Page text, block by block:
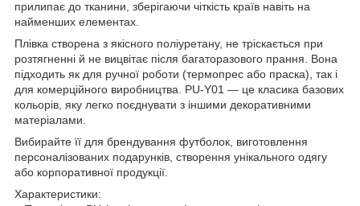
прилипає до тканини, зберігаючи чіткість країв навіть на
найменших елементах.
Плівка створена з якісного поліуретану, не тріскається при
розтягненні й не вицвітає після багаторазового прання. Вона
підходить як для ручної роботи (термопрес або праска), так і
для комерційного виробництва. PU-Y01 — це класика базових
кольорів, яку легко поєднувати з іншими декоративними
матеріалами.
Вибирайте її для брендування футболок, виготовлення
персоналізованих подарунків, створення унікального одягу
або корпоративної продукції.
Характеристики: